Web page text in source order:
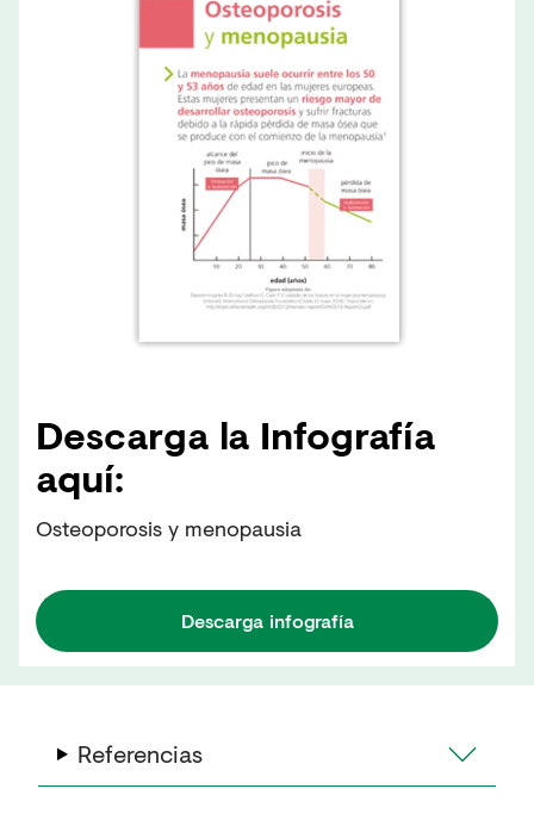
Descarga la Infografía
aquí:
Osteoporosis y menopausia
Descarga infografía
Referencias